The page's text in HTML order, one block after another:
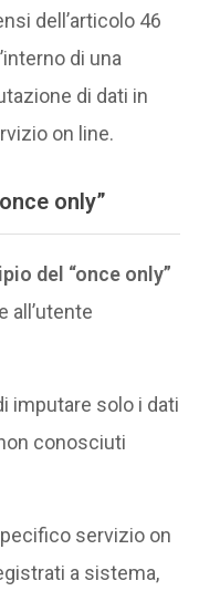
dell’articolo 46
di una
di dati in
on line.
only”
del “once only”
all’utente
imputare solo i dati
conosciuti
servizio on
a sistema,